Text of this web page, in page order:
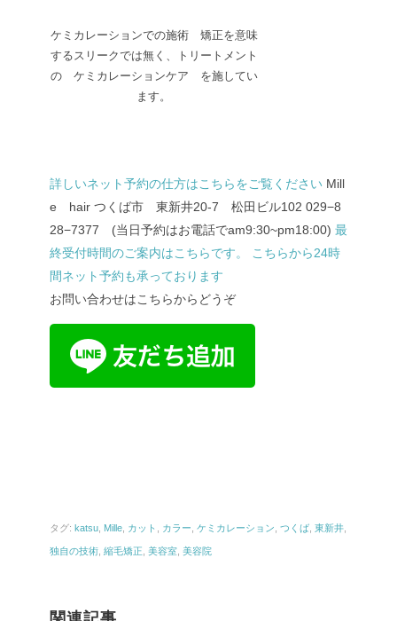
ケミカレーションでの施術 矯正を意味
するスリークでは無く、トリートメント
の ケミカレーションケア を施してい
ます。
詳しいネット予約の仕方はこちらをご覧ください Mill
e hair つくば市 東新井20-7 松田ビル102 029−8
28−7377 (当日予約はお電話でam9:30~pm18:00) 最
終受付時間のご案内はこちらです。
こちらから24時
間ネット予約も承っております
お問い合わせはこちらからどうぞ
タグ: katsu Mille カット カラー ケミカレーション つくば 東新井
独自の技術 縮毛矯正 美容室 美容院